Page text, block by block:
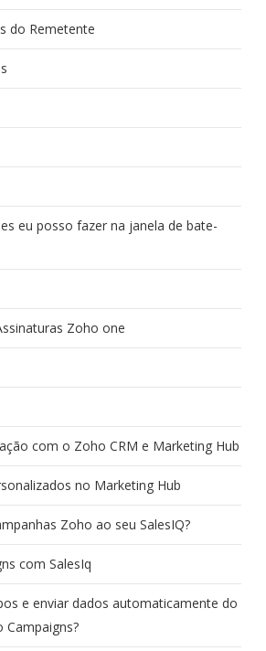
do Remetente
eu posso fazer na janela de bate-
Zoho one
com o Zoho CRM e Marketing Hub
no Marketing Hub
Zoho ao seu SalesIQ?
com SalesIq
e enviar dados automaticamente do
Campaigns?